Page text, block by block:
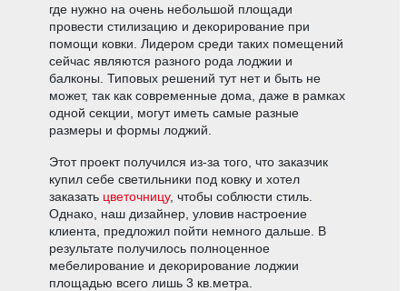
где нужно на очень небольшой площади
провести стилизацию и декорирование при
помощи ковки. Лидером среди таких помещений
сейчас являются разного рода лоджии и
балконы. Типовых решений тут нет и быть не
может, так как современные дома, даже в рамках
одной секции, могут иметь самые разные
размеры и формы лоджий.
Этот проект получился из-за того, что заказчик
купил себе светильники под ковку и хотел
заказать цветочницу, чтобы соблюсти стиль.
Однако, наш дизайнер, уловив настроение
клиента, предложил пойти немного дальше. В
результате получилось полноценное
мебелирование и декорирование лоджии
площадью всего лишь 3 кв.метра.